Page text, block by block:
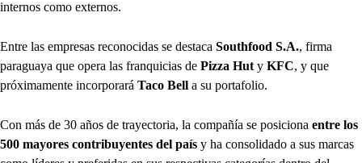
internos como externos.
Entre las empresas reconocidas se destaca Southfood S.A., firma
paraguaya que opera las franquicias de Pizza Hut y KFC, y que
próximamente incorporará Taco Bell a su portafolio.
Con más de 30 años de trayectoria, la compañía se posiciona entre los
500 mayores contribuyentes del país y ha consolidado a sus marcas